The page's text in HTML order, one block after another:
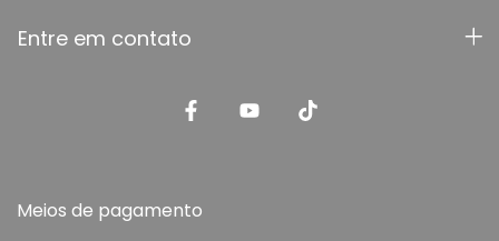
Entre em contato
Meios de pagamento